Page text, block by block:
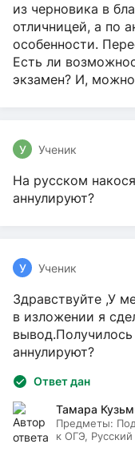
из черновика в
отличницей, а по
особенности.
Есть ли
экзамен? И,
У Ученик
На русском
аннулируют?
У Ученик
Здравствуйте ,У
в изложении я
аннулируют?
Ответ дан
Тамара
Предметы:
к ОГЭ, Русский